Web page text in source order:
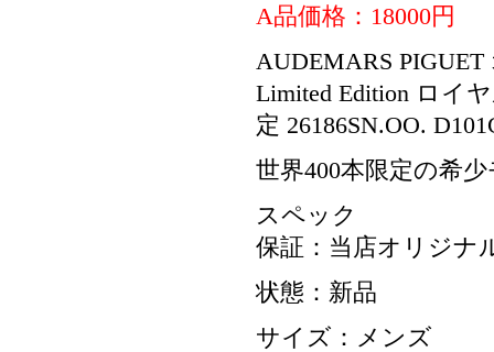
A品価格：18000円
AUDEMARS PIGUET
Limited Edition ロイ
定 26186SN.OO.
世界400本限定の希
スペック
保証：当店オリジナ
状態：新品
サイズ：メンズ